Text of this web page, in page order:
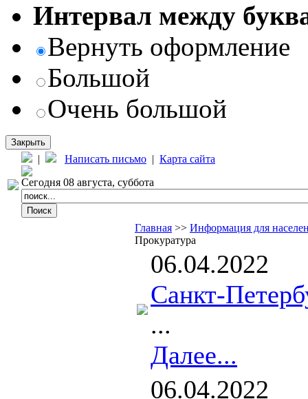
Интервал между
Вернуть оформление
Большой
Очень большой
Закрыть
| Написать письмо | Карта сайта
Сегодня 08 августа, суббота
Главная >> Информация для
Прокуратура
06.04.2022
Санкт-
...
Далее...
06.04.2022